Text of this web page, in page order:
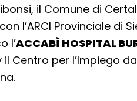
il Comune di
l’ARCI Provinciale di
l’ACCABÌ HOSPITAL
il Centro per l’Impiego